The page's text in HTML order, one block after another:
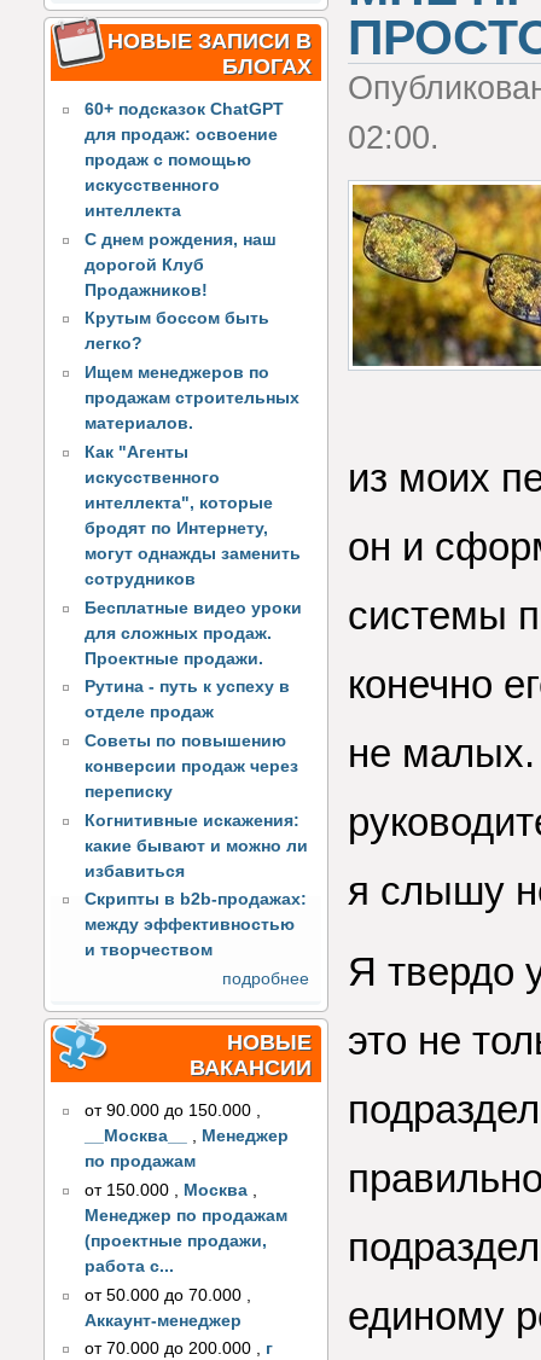
НОВЫЕ ЗАПИСИ В
БЛОГАХ
60+ подсказок ChatGPT
для продаж: освоение
продаж с помощью
искусственного
интеллекта
С днем рождения, наш
дорогой Клуб
Продажников!
Крутым боссом быть
легко?
Ищем менеджеров по
продажам строительных
материалов.
Как "Агенты
искусственного
интеллекта", которые
бродят по Интернету,
могут однажды заменить
сотрудников
Бесплатные видео уроки
для сложных продаж.
Проектные продажи.
Рутина - путь к успеху в
отделе продаж
Советы по повышению
конверсии продаж через
переписку
Когнитивные искажения:
какие бывают и можно ли
избавиться
Скрипты в b2b-продажах:
между эффективностью
и творчеством
подробнее
НОВЫЕ
ВАКАНСИИ
от 90.000 до 150.000 ,
__Москва__
, Менеджер
по продажам
от 150.000
Москва
Менеджер по продажам
(проектные продажи,
работа с...
от 50.000 до 70.000
Аккаунт-менеджер
от 70.000 до 200.000 , г
02:00.
из моих
он и
системы
конечно
не
я слышу
Я твердо
это не
единому